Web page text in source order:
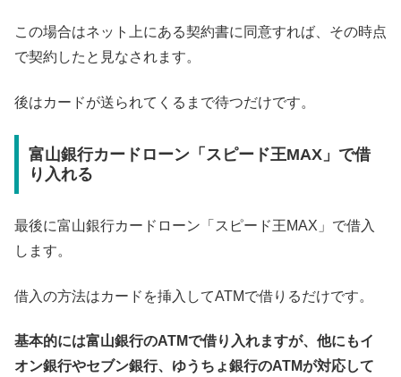
この場合はネット上にある契約書に同意すれば、その時点
で契約したと見なされます。
後はカードが送られてくるまで待つだけです。
富山銀行カードローン「スピード王MAX」で借
り入れる
最後に富山銀行カードローン「スピード王MAX」で借入
します。
借入の方法はカードを挿入してATMで借りるだけです。
基本的には富山銀行のATMで借り入れますが、他にもイ
オン銀行やセブン銀行、ゆうちょ銀行のATMが対応して